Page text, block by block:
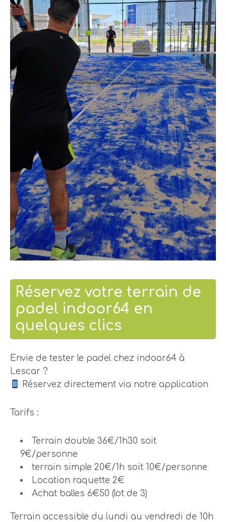
Réservez votre terrain de
padel indoor64 en
quelques clics
Envie de tester le padel chez indoor64 à
Lescar ?
Réservez directement via notre application
Tarifs :
Terrain double 36€/1h30 soit
9€/personne
terrain simple 20€/1h soit 10€/personne
Location raquette 2€
Achat balles 6€50 (lot de 3)
Terrain accessible du lundi au vendredi de 10h